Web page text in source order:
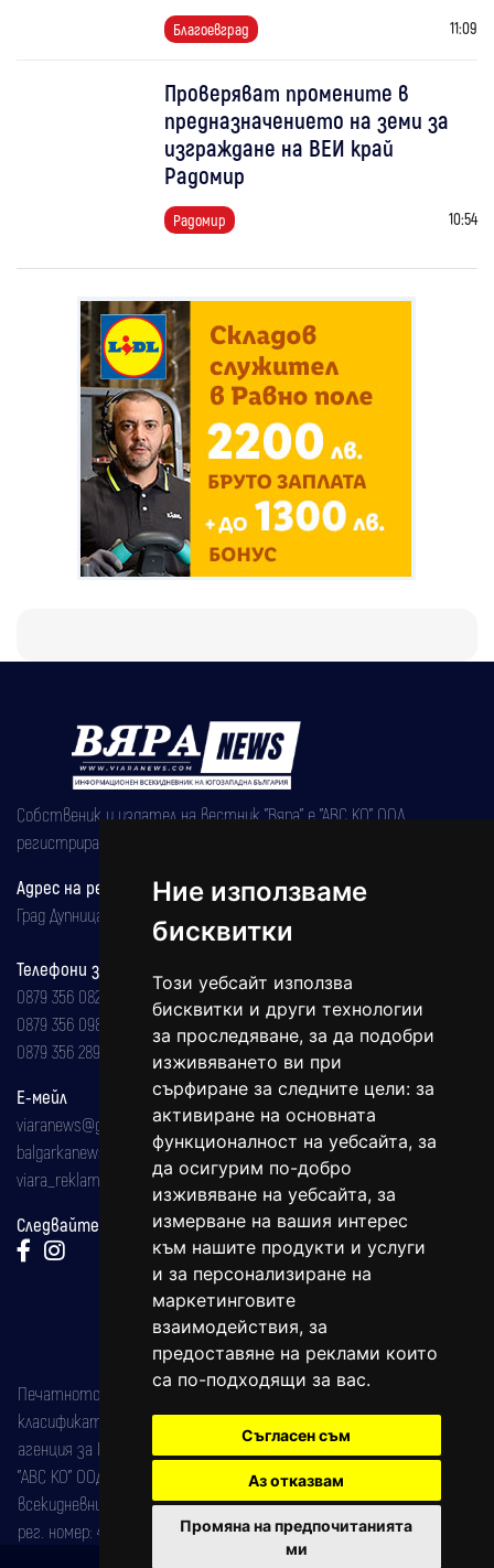
Ние използваме
бисквитки
Този уебсайт използва
бисквитки и други технологии
за проследяване, за да подобри
изживяването ви при
сърфиране за следните цели: за
активиране на основната
функционалност на уебсайта, за
да осигурим по-добро
изживяване на уебсайта, за
измерване на вашия интерес
към нашите продукти и услуги
и за персонализиране на
маркетинговите
взаимодействия, за
предоставяне на реклами които
са по-подходящи за вас.
Съгласен съм
Аз отказвам
Промяна на предпочитанията
ми
Благоевград 11:09
Проверяват промените в
предназначението на земи за
изграждане на ВЕИ край
Радомир
Радомир 10:54
Собственик и издател на вестник "Вяра" е "АВС КО" ООД,
регистрирана на 08.05.2002 година.
Адрес на редакцията
Град Дупница, ул.''Христо Ботев" 43
Телефони за реклама и абонаменти
0879 356 082
0879 356 098
0879 356 289
Е-мейл
viaranews@gmail.com
balgarkanews@gmail.com
viara_reklama@mail.bg
Следвайте ни:
Печатното издание на вестника е регистрирано в националния
класификатор на печатните издания (Българска национална
агенция за ISSN) под номер: ISSN 1312-4722.
"АВС КО" ООД е притежател на марката: Вяра информационен
всекидневник на югозападна България, със свидетелство за марка
рег. номер: 47857/11.05.2004 година.